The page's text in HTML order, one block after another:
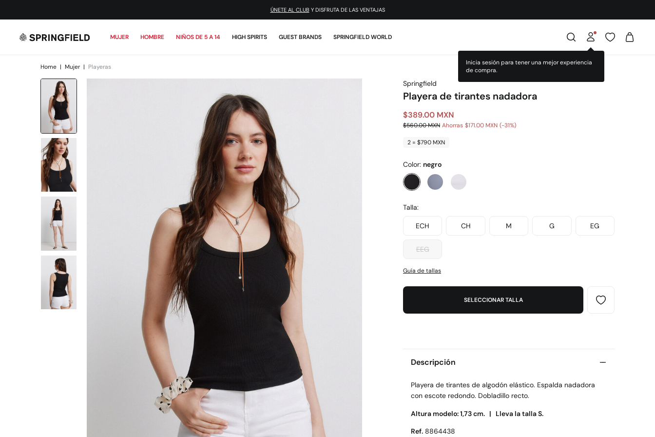
¡DESCARGA LA APP!
MUJER HOMBRE NIÑOS DE 5 A 14 HIGH SPIRITS GUEST BRANDS SPRINGFIELD WORLD
Home | Mujer | Playeras
Springfield
Playera de tirantes nadadora
$389.00 MXN
$560.00 MXN Ahorras $171.00 MXN 31
2 = $790 MXN
Color: negro
Talla:
ECH CH M G EG
EEG
Guía de tallas
SELECCIONAR TALLA
Descripción
Playera de tirantes de algodón elástico. Espalda nadadora
con escote redondo. Dobladillo recto.
Altura modelo: 1,73 cm. | Lleva la talla S.
Ref. 8864438